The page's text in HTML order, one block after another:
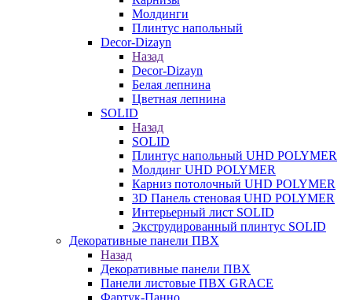
Молдинги
Плинтус напольный
Decor-Dizayn
Назад
Decor-Dizayn
Белая лепнина
Цветная лепнина
SOLID
Назад
SOLID
Плинтус напольный UHD POLYMER
Молдинг UHD POLYMER
Карниз потолочный UHD POLYMER
3D Панель стеновая UHD POLYMER
Интерьерный лист SOLID
Экструдированный плинтус SOLID
Декоративные панели ПВХ
Назад
Декоративные панели ПВХ
Панели листовые ПВХ GRACE
Фартук-Панно